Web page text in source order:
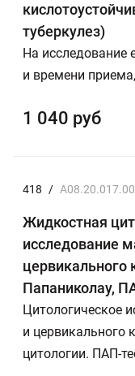
туберкулез)
На исследование
и времени
1 040 руб
418 /
Жидкостная
исследование
цервикального
Папаниколау,
Цитологическое
и цервикального
цитологии. ПАП-